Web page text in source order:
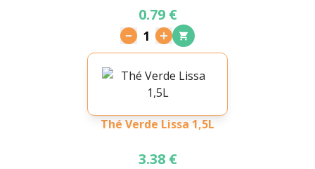
0.79 €
1
Thé Verde Lissa 1,5L
3.38 €